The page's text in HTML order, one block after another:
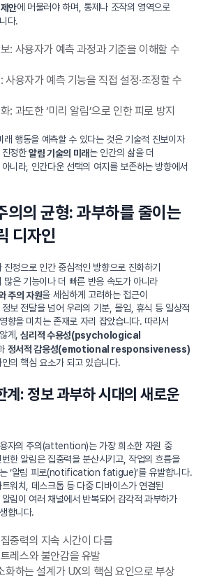
안에 머물러야 하며, 통제나 조작의 영역으로
다.
: 사용자가 예측 과정과 기준을 이해할 수
사용자가 예측 기능을 직접 설정·조정할 수
: 과도한 ‘미리 알림’으로 인한 피로 방지
래 행동을 예측할 수 있다는 것은 기술적 진보이자
진정한알림 기술의 미래는 인간의 삶을 더
니라, 인간다운 선택의 여지를 보존하는 방향에서
의의 균형: 과부하를 줄이는
디자인
진정으로 인간 중심적인 방향으로 진화하기
많은 기능이나 더 빠른 반응 속도가 아니라
주의 자원을 세심하게 고려하는 접근이
보 전달을 넘어 우리의 기분, 몰입, 휴식 등 일상적
향을 미치는 존재로 자리 잡았습니다. 따라서
게,심리적 수용성(psychological
정서적 감응성(emotional responsiveness)
의 핵심 요소가 되고 있습니다.
계: 정보 과부하 시대의 새로운
자의 주의(attention)는 가장 희소한 자원 중
한 알림은 집중력을 분산시키고, 작업의 흐름을
‘알림 피로(notification fatigue)’를 유발합니다.
워치, 데스크톱 등 다중 디바이스가 연결된
림이 여러 채널에서 반복되어 감각적 과부하가
합니다.
중력의 지속 시간이 다름
레스와 불안감을 유발
화하는 설계가 UX의 핵심 요인으로 부상